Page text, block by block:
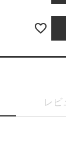
レビ